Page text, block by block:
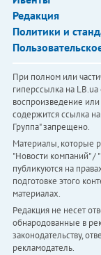
Редакция
Политики и
При полном или
гиперссылка на
воспроизведение
содержится ссылка
Группа" запрещено.
Материалы, которые
"Новости компаний" /
публикуются на
подготовке этого
материалах.
Редакция не несет
обнародованные в
законодательству,
рекламодатель.